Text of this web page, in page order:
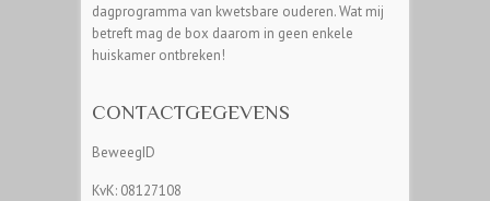
dagprogramma van kwetsbare ouderen. Wat mij
betreft mag de box daarom in geen enkele
huiskamer ontbreken!
CONTACTGEGEVENS
BeweegID
KvK: 08127108